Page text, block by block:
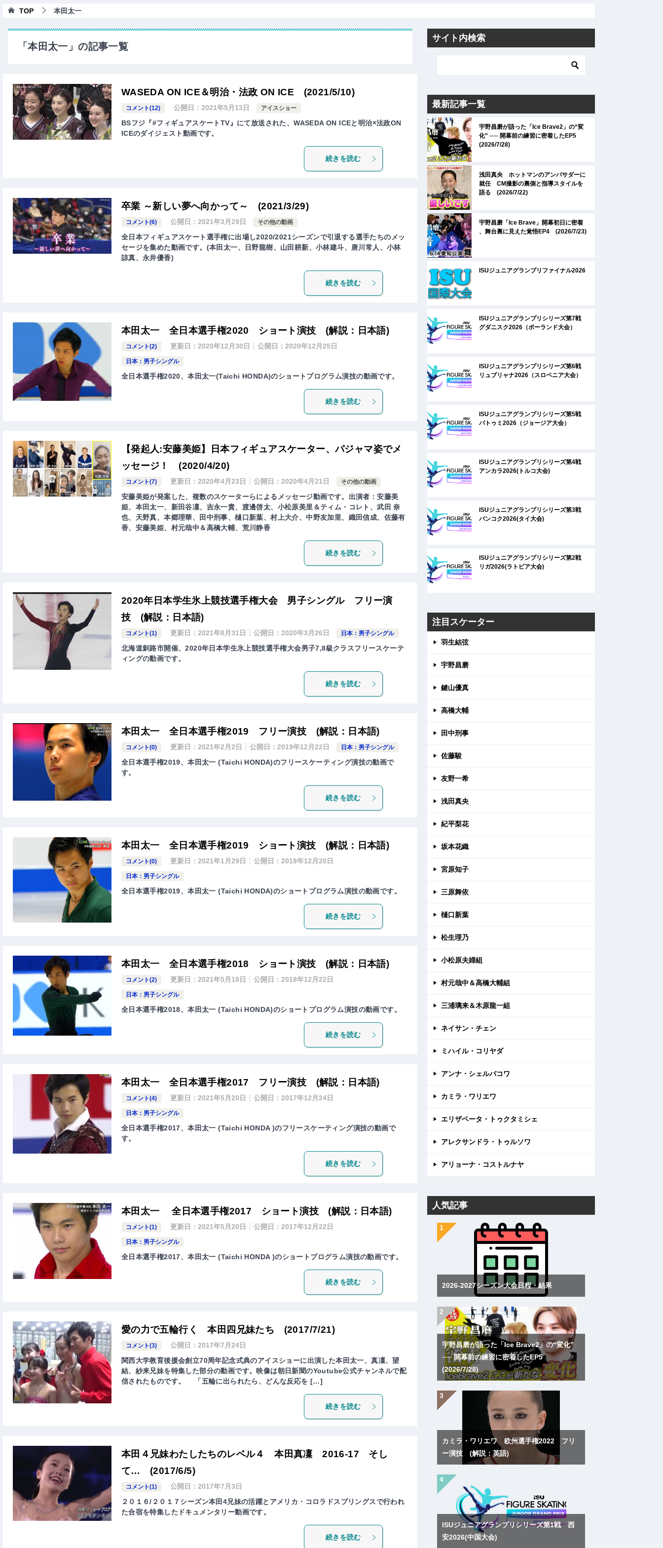
TOP 本田太一
「本田太一」の記事一覧
WASEDA ON ICE＆明治・法政 ON ICE (2021/5/10)
コメント(12) 公開日：2021年5月13日 アイスショー
BSフジ『#フィギュアスケートTV』にて放送された、WASEDA ON ICEと明治×法政ON
ICEのダイジェスト動画です。
続きを読む
卒業 ～新しい夢へ向かって～ (2021/3/29)
コメント(6) 公開日：2021年3月29日 その他の動画
全日本フィギュアスケート選手権に出場し2020/2021シーズンで引退する選手たちのメッ
セージを集めた動画です。(本田太一、日野龍樹、山田耕新、小林建斗、唐川常人、小林
諒真、永井優香)
続きを読む
本田太一 全日本選手権2020 ショート演技 (解説：日本語)
コメント(2) 更新日：2020年12月30日 公開日：2020年12月25日
日本：男子シングル
全日本選手権2020、本田太一(Taichi HONDA)のショートプログラム演技の動画です。
続きを読む
【発起人:安藤美姫】日本フィギュアスケーター、パジャマ姿でメ
ッセージ！ (2020/4/20)
コメント(7) 更新日：2020年4月23日 公開日：2020年4月21日 その他の動画
安藤美姫が発案した、複数のスケーターらによるメッセージ動画です。出演者：安藤美
姫、本田太一、新田谷凜、吉永一貴、渡邊啓太、小松原美里＆ティム・コレト、武田 奈
也、天野真、本郷理華、田中刑事、樋口新葉、村上大介、中野友加里、織田信成、佐藤有
香、安藤美姫、村元哉中＆高橋大輔、荒川静香
続きを読む
2020年日本学生氷上競技選手権大会 男子シングル フリー演
技 (解説：日本語)
コメント(1) 更新日：2021年8月31日 公開日：2020年3月26日 日本：男子シングル
北海道釧路市開催、2020年日本学生氷上競技選手権大会男子7,8級クラスフリースケーテ
ィングの動画です。
続きを読む
本田太一 全日本選手権2019 フリー演技 (解説：日本語)
コメント(0) 更新日：2021年2月2日 公開日：2019年12月22日 日本：男子シングル
全日本選手権2019、本田太一 (Taichi HONDA)のフリースケーティング演技の動画で
す。
続きを読む
本田太一 全日本選手権2019 ショート演技 (解説：日本語)
コメント(0) 更新日：2021年1月29日 公開日：2019年12月20日
日本：男子シングル
全日本選手権2019、本田太一 (Taichi HONDA)のショートプログラム演技の動画です。
続きを読む
本田太一 全日本選手権2018 ショート演技 (解説：日本語)
コメント(2) 更新日：2021年5月18日 公開日：2018年12月22日
日本：男子シングル
全日本選手権2018、本田太一 (Taichi HONDA)のショートプログラム演技の動画です。
続きを読む
本田太一 全日本選手権2017 フリー演技 (解説：日本語)
コメント(4) 更新日：2021年5月20日 公開日：2017年12月24日
日本：男子シングル
全日本選手権2017、本田太一 (Taichi HONDA )のフリースケーティング演技の動画で
す。
続きを読む
本田太一 全日本選手権2017 ショート演技 (解説：日本語)
コメント(1) 更新日：2021年5月20日 公開日：2017年12月22日
日本：男子シングル
全日本選手権2017、本田太一 (Taichi HONDA )のショートプログラム演技の動画です。
続きを読む
愛の力で五輪行く 本田四兄妹たち (2017/7/21)
コメント(3) 公開日：2017年7月24日
関西大学教育後援会創立70周年記念式典のアイスショーに出演した本田太一、真凜、望
結、紗来兄妹を特集した部分の動画です。映像は朝日新聞のYoutube公式チャンネルで配
信されたものです。 「五輪に出られたら、どんな反応を […]
続きを読む
本田４兄妹わたしたちのレベル４ 本田真凜 2016-17 そし
て… (2017/6/5)
コメント(1) 公開日：2017年7月3日
２０１６/２０１７シーズン本田4兄妹の活躍とアメリカ・コロラドスプリングスで行われ
た合宿を特集したドキュメンタリー動画です。
続きを読む
サイト内検索
最新記事一覧
宇野昌磨が語った「Ice Brave2」の“変
化” ── 開幕前の練習に密着したEP5
(2026/7/28)
浅田真央 ホットマンのアンバサダーに
就任 CM撮影の裏側と指導スタイルを
語る (2026/7/22)
宇野昌磨「Ice Brave」開幕初日に密着
、舞台裏に見えた覚悟EP4 (2026/7/23)
ISUジュニアグランプリファイナル2026
ISUジュニアグランプリシリーズ第7戦
グダニスク2026（ポーランド大会）
ISUジュニアグランプリシリーズ第6戦
リュブリャナ2026（スロベニア大会）
ISUジュニアグランプリシリーズ第5戦
バトゥミ2026（ジョージア大会）
ISUジュニアグランプリシリーズ第4戦
アンカラ2026(トルコ大会)
ISUジュニアグランプリシリーズ第3戦
バンコク2026(タイ大会)
ISUジュニアグランプリシリーズ第2戦
リガ2026(ラトビア大会)
注目スケーター
羽生結弦
宇野昌磨
鍵山優真
高橋大輔
田中刑事
佐藤駿
友野一希
浅田真央
紀平梨花
坂本花織
宮原知子
三原舞依
樋口新葉
松生理乃
小松原夫婦組
村元哉中＆高橋大輔組
三浦璃来＆木原龍一組
ネイサン・チェン
ミハイル・コリヤダ
アンナ・シェルバコワ
カミラ・ワリエワ
エリザベータ・トゥクタミシェ
アレクサンドラ・トゥルソワ
アリョーナ・コストルナヤ
人気記事
2026-2027シーズン大会日程・結果
宇野昌磨が語った「Ice Brave2」の“変化”
── 開幕前の練習に密着したEP5
(2026/7/28)
カミラ・ワリエワ 欧州選手権2022 フリ
ー演技 (解説：英語)
ISUジュニアグランプリシリーズ第1戦 西
安2026(中国大会)